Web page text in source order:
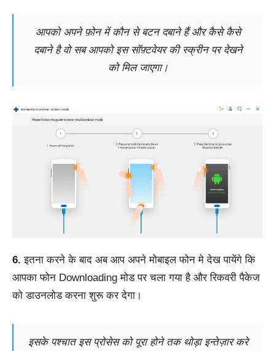
आपको अपने फ़ोन में कौन से बटन दबाने हैं और कैसे कैसे
दबाने है वो सब आपको इस सॉफ़्टवेयर की स्क्रीन पर देखने
को मिल जाएगा।
6. इतना करने के बाद अब आप अपने मोबाइल फोन मे देख पायेंगे कि
आपका फोन Downloading मोड पर चला गया है और रिकवरी पैकेज
को डाउनलोड करना शुरू कर देगा।
इसके पश्चात इस प्रोसेस को पूरा होने तक थोड़ा इन्तेज़ार करे